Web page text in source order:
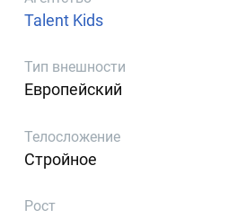
Talent Kids
Тип внешности
Европейский
Телосложение
Стройное
Рост